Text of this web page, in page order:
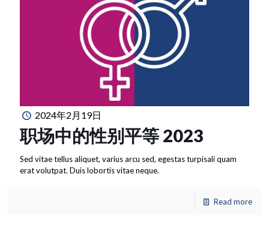
2024年2月19日
职场中的性别平等 2023
Sed vitae tellus aliquet, varius arcu sed, egestas turpisali quam
erat volutpat. Duis lobortis vitae neque.
Read more